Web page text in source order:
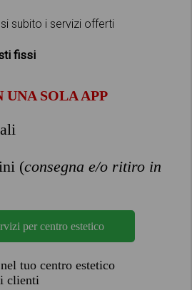
subito i servizi offerti
fissi
SOLA APP
(consegna e/o ritiro in
per centro estetico
tuo centro estetico
clienti